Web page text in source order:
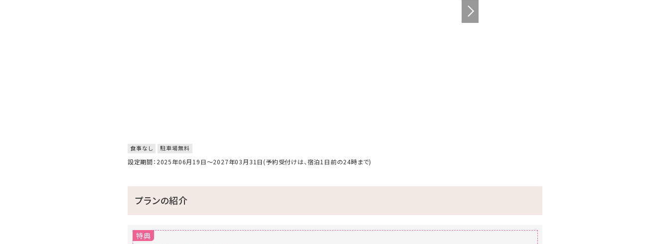
食事なし 駐車場無料
設定期間：2025年06月19日～2027年03月31日(予約受付けは、宿泊1日前の24時まで)
プランの紹介
特典